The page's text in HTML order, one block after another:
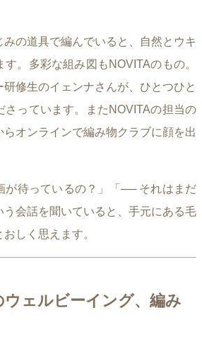
の道具で編んでいると、自然とウキ
。多彩な組み図もNOVITAのもの。
修生のイェンナさんが、ひとつひと
さっています。またNOVITAの担当の
オンラインで編み物クラブに顔を出
が待っているの？」「── それはまだ
う会話を聞いていると、手元にある毛
しく思えます。
ェルビーイング、編み